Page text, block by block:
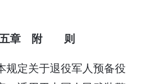
五章 附 则
规定关于退役军人预备役